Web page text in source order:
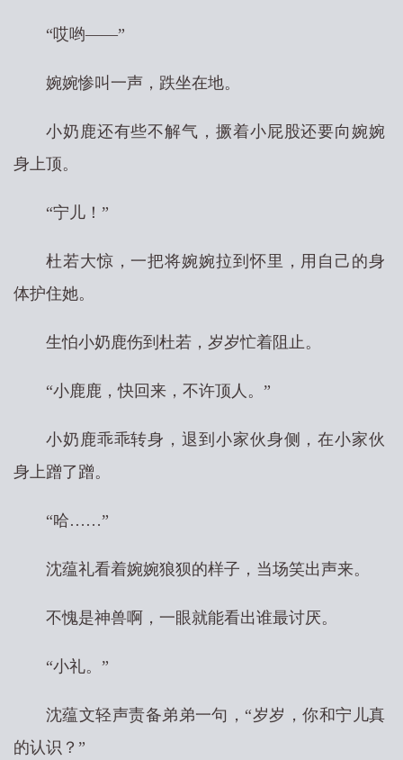
“哎哟——”
婉婉惨叫一声，跌坐在地。
小奶鹿还有些不解气，撅着小屁股还要向婉婉
身上顶。
“宁儿！”
杜若大惊，一把将婉婉拉到怀里，用自己的身
体护住她。
生怕小奶鹿伤到杜若，岁岁忙着阻止。
“小鹿鹿，快回来，不许顶人。”
小奶鹿乖乖转身，退到小家伙身侧，在小家伙
身上蹭了蹭。
“哈……”
沈蕴礼看着婉婉狼狈的样子，当场笑出声来。
不愧是神兽啊，一眼就能看出谁最讨厌。
“小礼。”
沈蕴文轻声责备弟弟一句，“岁岁，你和宁儿真
的认识？”